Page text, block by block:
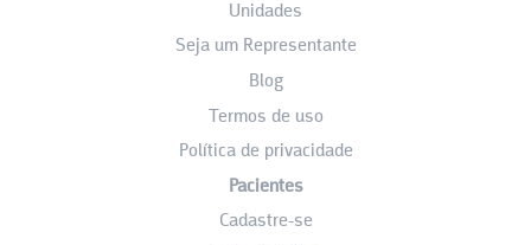
Unidades
Seja um Representante
Blog
Termos de uso
Política de privacidade
Pacientes
Cadastre-se